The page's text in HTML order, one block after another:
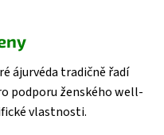
ájurvéda tradičně řadí
podporu ženského well-
vlastnosti.